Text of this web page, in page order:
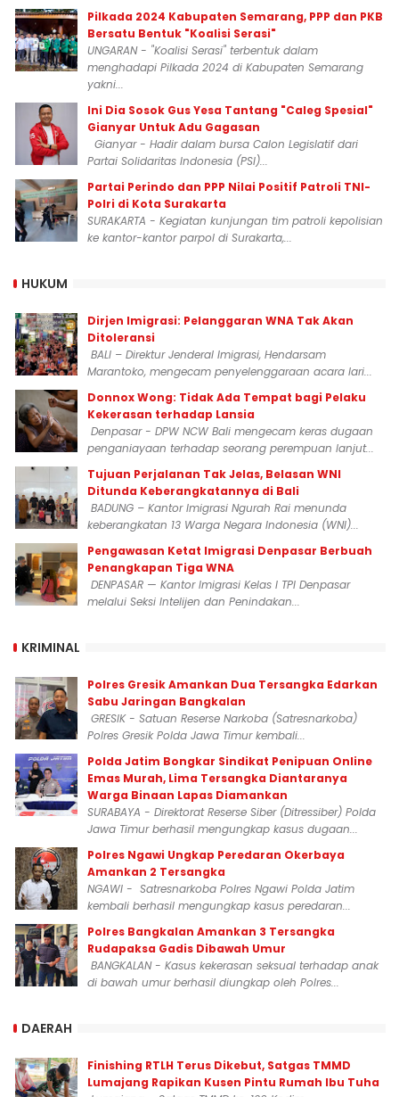
Pilkada 2024 Kabupaten Semarang, PPP dan PKB
Bersatu Bentuk "Koalisi Serasi"
UNGARAN - "Koalisi Serasi" terbentuk dalam
menghadapi Pilkada 2024 di Kabupaten Semarang
yakni...
Ini Dia Sosok Gus Yesa Tantang "Caleg Spesial"
Gianyar Untuk Adu Gagasan
Gianyar - Hadir dalam bursa Calon Legislatif dari
Partai Solidaritas Indonesia (PSI)...
Partai Perindo dan PPP Nilai Positif Patroli TNI-
Polri di Kota Surakarta
SURAKARTA - Kegiatan kunjungan tim patroli kepolisian
ke kantor-kantor parpol di Surakarta,...
HUKUM
Dirjen Imigrasi: Pelanggaran WNA Tak Akan
Ditoleransi
BALI – Direktur Jenderal Imigrasi, Hendarsam
Marantoko, mengecam penyelenggaraan acara lari...
Donnox Wong: Tidak Ada Tempat bagi Pelaku
Kekerasan terhadap Lansia
Denpasar - DPW NCW Bali mengecam keras dugaan
penganiayaan terhadap seorang perempuan lanjut...
Tujuan Perjalanan Tak Jelas, Belasan WNI
Ditunda Keberangkatannya di Bali
BADUNG – Kantor Imigrasi Ngurah Rai menunda
keberangkatan 13 Warga Negara Indonesia (WNI)...
Pengawasan Ketat Imigrasi Denpasar Berbuah
Penangkapan Tiga WNA
DENPASAR — Kantor Imigrasi Kelas I TPI Denpasar
melalui Seksi Intelijen dan Penindakan...
KRIMINAL
Polres Gresik Amankan Dua Tersangka Edarkan
Sabu Jaringan Bangkalan
GRESIK - Satuan Reserse Narkoba (Satresnarkoba)
Polres Gresik Polda Jawa Timur kembali...
Polda Jatim Bongkar Sindikat Penipuan Online
Emas Murah, Lima Tersangka Diantaranya
Warga Binaan Lapas Diamankan
SURABAYA - Direktorat Reserse Siber (Ditressiber) Polda
Jawa Timur berhasil mengungkap kasus dugaan...
Polres Ngawi Ungkap Peredaran Okerbaya
Amankan 2 Tersangka
NGAWI - Satresnarkoba Polres Ngawi Polda Jatim
kembali berhasil mengungkap kasus peredaran...
Polres Bangkalan Amankan 3 Tersangka
Rudapaksa Gadis Dibawah Umur
BANGKALAN - Kasus kekerasan seksual terhadap anak
di bawah umur berhasil diungkap oleh Polres...
DAERAH
Finishing RTLH Terus Dikebut, Satgas TMMD
Lumajang Rapikan Kusen Pintu Rumah Ibu Tuha